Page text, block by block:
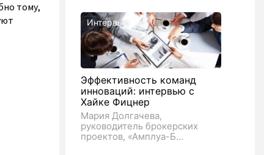
тому,
Интервью
Эффективность команд
инноваций: интервью с
Хайке Фицнер
Мария Долгачева,
руководитель брокерских
проектов, «Амплуа-Б...